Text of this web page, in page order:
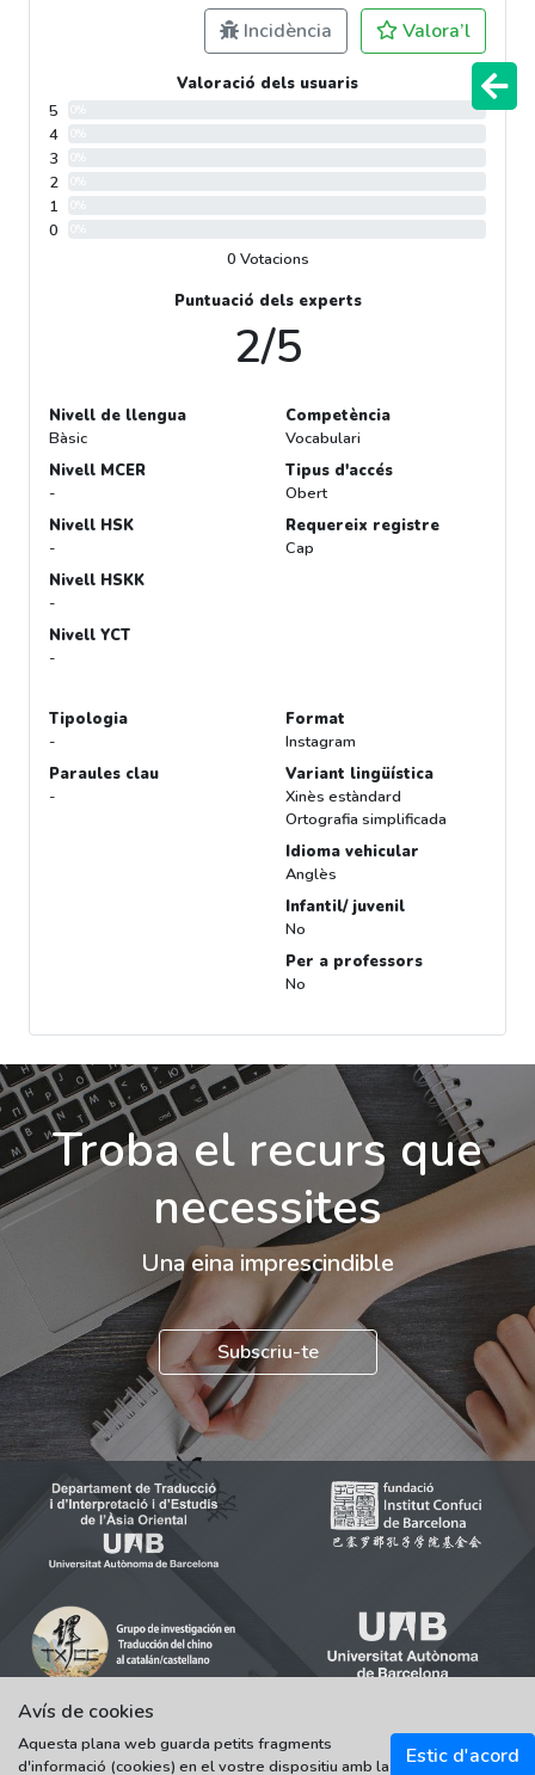
Incidència Valora’l
Valoració dels usuaris
5
4
3
2
1
0
0 Votacions
Puntuació dels experts
2/5
Nivell de llengua
Bàsic
Nivell MCER
-
Nivell HSK
-
Nivell HSKK
-
Nivell YCT
-
Competència
Vocabulari
Tipus d'accés
Obert
Requereix registre
Cap
Tipologia
-
Paraules clau
-
Format
Instagram
Variant lingüística
Xinès estàndard
Ortografia simplificada
Idioma vehicular
Anglès
Infantil/ juvenil
No
Per a professors
No
Troba el recurs que
necessites
Una eina imprescindible
Subscriu-te
© 2021-2022 Universitat Autònoma de Barcelona
Avís de cookies
Estic d'acord
Aquesta plana web guarda petits fragments
d'informació (cookies) en el vostre dispositiu amb la